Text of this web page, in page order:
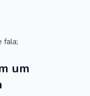
fala;
um